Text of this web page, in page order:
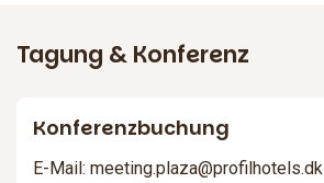
Tagung & Konferenz
Konferenzbuchung
E-Mail: meeting.plaza@profilhotels.dk